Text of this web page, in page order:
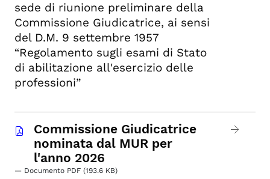
sede di riunione preliminare della
Commissione Giudicatrice, ai sensi
del D.M. 9 settembre 1957
“Regolamento sugli esami di Stato
di abilitazione all'esercizio delle
professioni”
Commissione Giudicatrice
nominata dal MUR per
l'anno 2026
— Documento PDF (193.6 KB)